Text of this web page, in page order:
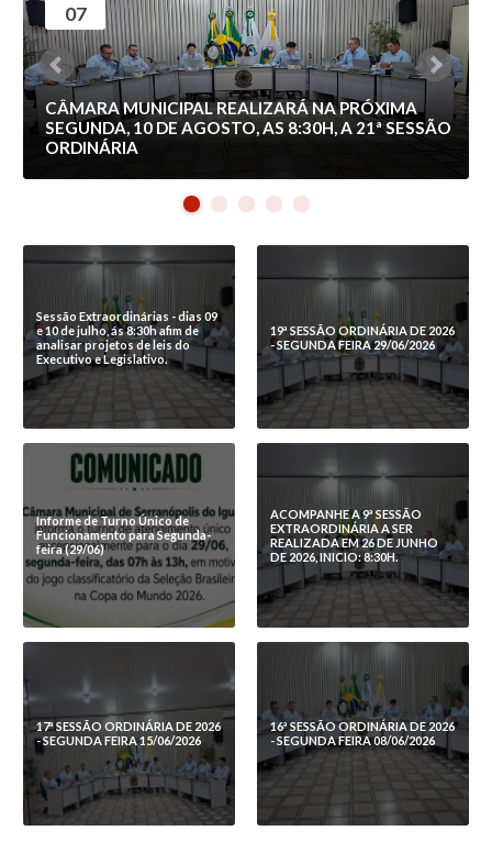
07
CÂMARA MUNICIPAL REALIZARÁ NA PRÓXIMA
SEGUNDA, 10 DE AGOSTO, AS 8:30H, A 21ª SESSÃO
ORDINÁRIA
Sessão Extraordinárias - dias 09
e 10 de julho, ás 8:30h afim de
analisar projetos de leis do
Executivo e Legislativo.
19ª SESSÃO ORDINÁRIA DE 2026
- SEGUNDA FEIRA 29/06/2026
Informe de Turno Único de
Funcionamento para Segunda-
feira (29/06)
ACOMPANHE A 9ª SESSÃO
EXTRAORDINÁRIA A SER
REALIZADA EM 26 DE JUNHO
DE 2026, INICIO: 8:30H.
17ª SESSÃO ORDINÁRIA DE 2026
- SEGUNDA FEIRA 15/06/2026
16ª SESSÃO ORDINÁRIA DE 2026
- SEGUNDA FEIRA 08/06/2026